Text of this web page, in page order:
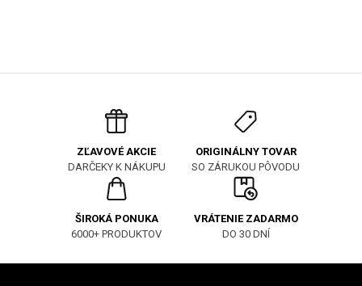
ZĽAVOVÉ AKCIE
DARČEKY K NÁKUPU
ORIGINÁLNY TOVAR
SO ZÁRUKOU PÔVODU
ŠIROKÁ PONUKA
6000+ PRODUKTOV
VRÁTENIE ZADARMO
DO 30 DNÍ